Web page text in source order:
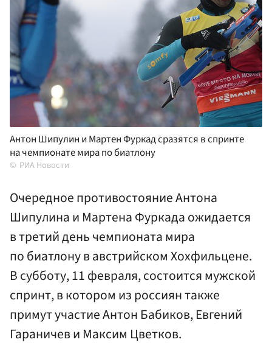
Антон Шипулин и Мартен Фуркад сразятся в спринте
на чемпионате мира по биатлону
РИА Новости
Очередное противостояние Антона
Шипулина и Мартена Фуркада ожидается
в третий день чемпионата мира
по биатлону в австрийском Хохфильцене.
В субботу, 11 февраля, состоится мужской
спринт, в котором из россиян также
примут участие Антон Бабиков, Евгений
Гараничев и Максим Цветков.